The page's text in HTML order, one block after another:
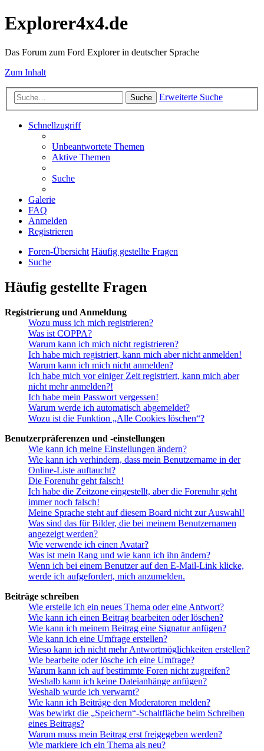
Explorer4x4.de
Das Forum zum Ford Explorer in deutscher Sprache
Zum Inhalt
Suche Erweiterte Suche
Schnellzugriff
Unbeantwortete Themen
Aktive Themen
Suche
Galerie
FAQ
Anmelden
Registrieren
Foren-Übersicht Häufig gestellte Fragen
Suche
Häufig gestellte Fragen
Registrierung und Anmeldung
Wozu muss ich mich registrieren?
Was ist COPPA?
Warum kann ich mich nicht registrieren?
Ich habe mich registriert, kann mich aber nicht anmelden!
Warum kann ich mich nicht anmelden?
Ich habe mich vor einiger Zeit registriert, kann mich aber
nicht mehr anmelden?!
Ich habe mein Passwort vergessen!
Warum werde ich automatisch abgemeldet?
Wozu ist die Funktion „Alle Cookies löschen“?
Benutzerpräferenzen und -einstellungen
Wie kann ich meine Einstellungen ändern?
Wie kann ich verhindern, dass mein Benutzername in der
Online-Liste auftaucht?
Die Forenuhr geht falsch!
Ich habe die Zeitzone eingestellt, aber die Forenuhr geht
immer noch falsch!
Meine Sprache steht auf diesem Board nicht zur Auswahl!
Was sind das für Bilder, die bei meinem Benutzernamen
angezeigt werden?
Wie verwende ich einen Avatar?
Was ist mein Rang und wie kann ich ihn ändern?
Wenn ich bei einem Benutzer auf den E-Mail-Link klicke,
werde ich aufgefordert, mich anzumelden.
Beiträge schreiben
Wie erstelle ich ein neues Thema oder eine Antwort?
Wie kann ich einen Beitrag bearbeiten oder löschen?
Wie kann ich meinem Beitrag eine Signatur anfügen?
Wie kann ich eine Umfrage erstellen?
Wieso kann ich nicht mehr Antwortmöglichkeiten erstellen?
Wie bearbeite oder lösche ich eine Umfrage?
Warum kann ich auf bestimmte Foren nicht zugreifen?
Weshalb kann ich keine Dateianhänge anfügen?
Weshalb wurde ich verwarnt?
Wie kann ich Beiträge den Moderatoren melden?
Was bewirkt die „Speichern“-Schaltfläche beim Schreiben
eines Beitrags?
Warum muss mein Beitrag erst freigegeben werden?
Wie markiere ich ein Thema als neu?